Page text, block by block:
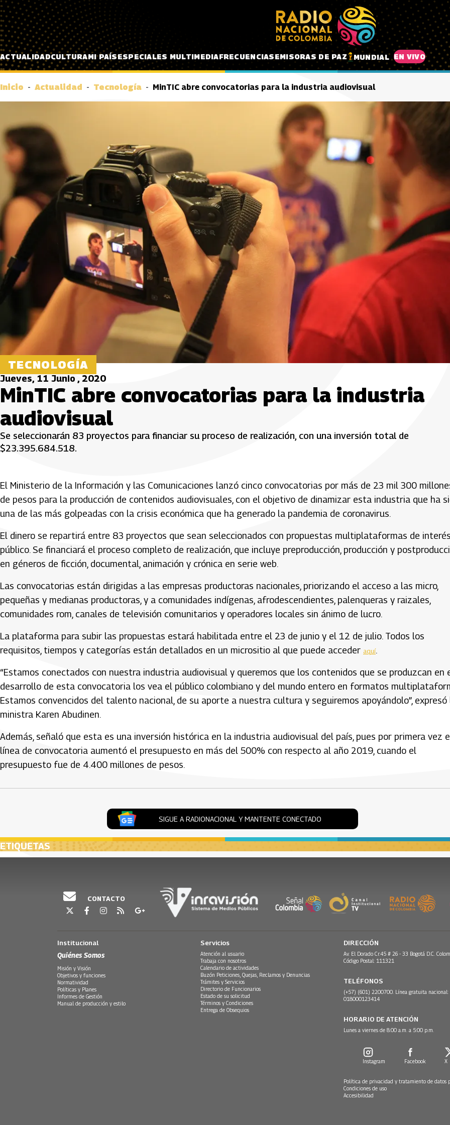
Pasar al contenido principal
ACTUALIDADCULTURAMI PAÍSESPECIALES MULTIMEDIAFRECUENCIASEMISORAS DE PAZ MUNDIAL EN VIVO
Inicio Actualidad Tecnología MinTIC abre convocatorias para la industria audiovisual
TECNOLOGÍA
Jueves, 11 Junio , 2020
MinTIC abre convocatorias para la industria
audiovisual
Se seleccionarán 83 proyectos para financiar su proceso de realización, con una inversión total de
$23.395.684.518.
El Ministerio de la Información y las Comunicaciones lanzó cinco convocatorias por más de 23 mil 300
de pesos para la producción de contenidos audiovisuales, con el objetivo de dinamizar esta industria que ha
una de las más golpeadas con la crisis económica que ha generado la pandemia de coronavirus.
El dinero se repartirá entre 83 proyectos que sean seleccionados con propuestas multiplataformas de interés
público. Se financiará el proceso completo de realización, que incluye preproducción, producción y
en géneros de ficción, documental, animación y crónica en serie web.
Las convocatorias están dirigidas a las empresas productoras nacionales, priorizando el acceso a las micro,
pequeñas y medianas productoras, y a comunidades indígenas, afrodescendientes, palenqueras y raizales,
comunidades rom, canales de televisión comunitarios y operadores locales sin ánimo de lucro.
La plataforma para subir las propuestas estará habilitada entre el 23 de junio y el 12 de julio. Todos los
requisitos, tiempos y categorías están detallados en un micrositio al que puede acceder aquí.
“Estamos conectados con nuestra industria audiovisual y queremos que los contenidos que se produzcan en
desarrollo de esta convocatoria los vea el público colombiano y del mundo entero en formatos
Estamos convencidos del talento nacional, de su aporte a nuestra cultura y seguiremos apoyándolo”, expresó
ministra Karen Abudinen.
Además, señaló que esta es una inversión histórica en la industria audiovisual del país, pues por primera vez
línea de convocatoria aumentó el presupuesto en más del 500% con respecto al año 2019, cuando el
presupuesto fue de 4.400 millones de pesos.
SIGUE A RADIONACIONAL Y MANTENTE CONECTADO
ETIQUETAS
CONTACTO
Institucional
Quiénes Somos
Misión y Visión
Objetivos y funciones
Normatividad
Políticas y Planes
Informes de Gestión
Manual de producción y estilo
Servicios
Atención al usuario
Trabaja con nosotros
Calendario de actividades
Buzón Peticiones, Quejas, Reclamos y Denuncias
Trámites y Servicios
Directorio de Funcionarios
Estado de su solicitud
Términos y Condiciones
Entrega de Obsequios
DIRECCIÓN
Av. El Dorado Cr.45 # 26 - 33 Bogotá D.C.
Código Postal: 111321
TELÉFONOS
(+57) (601) 2200700. Línea gratuita nacional:
018000123414
HORARIO DE ATENCIÓN
Lunes a viernes de 8:00 a.m. a 5:00 p.m.
Instagram Facebook X
Política de privacidad y tratamiento de datos
Condiciones de uso
Accesibilidad